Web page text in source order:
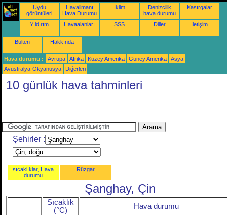
Uydu
görüntüleri
Havalimanı
Hava Durumu
İklim
Denizcilik
hava durumu
Kasırgalar
Yıldırım Havaalanları SSS Diller İletişim
Bülten Hakkında
Hava durumu : Avrupa Afrika Kuzey Amerika Güney Amerika
Asya
Avustralya-Okyanusya
Diğerleri
10 günlük hava tahminleri
Şehirler :
sıcaklıklar, Hava
durumu
Rüzgar
Şanghay, Çin
Sıcaklık
(°C)
Hava durumu